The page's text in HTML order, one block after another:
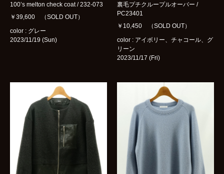
100’s melton check coat / 232-073
￥39,600 （SOLD OUT）
color : グレー
2023/11/19 (Sun)
裏毛プチクループルオーバー /
PC23401
￥10,450 （SOLD OUT）
color : アイボリー、チャコール、グ
リーン
2023/11/17 (Fri)